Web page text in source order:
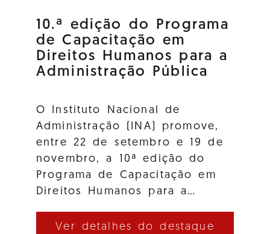
10.ª edição do Programa
de Capacitação em
Direitos Humanos para a
Administração Pública
O Instituto Nacional de
Administração (INA) promove,
entre 22 de setembro e 19 de
novembro, a 10ª edição do
Programa de Capacitação em
Direitos Humanos para a…
Ver detalhes do destaque